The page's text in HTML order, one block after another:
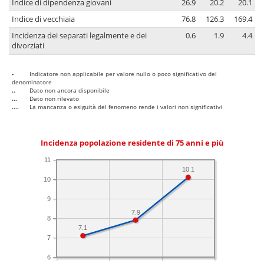
Indice di dipendenza giovani
26.9 20.2
20.1
Indice di vecchiaia
76.8 126.3
169.4
Incidenza dei separati legalmente e dei
divorziati
0.6 1.9 4.4
-
Indicatore non applicabile per valore nullo o poco significativo del
denominatore
..
Dato non ancora disponibile
...
Dato non rilevato
....
La mancanza o esiguità del fenomeno rende i valori non significativi
Incidenza popolazione residente di 75 anni e più
6
7
8
9
10
11
10.1
7.9
7.1